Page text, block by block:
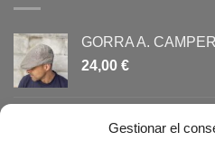
Gestionar el
GORRA A.
24,00 €